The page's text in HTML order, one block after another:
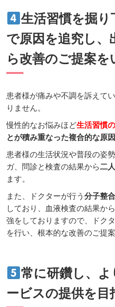
生活習慣を掘
で原因を追究し、
ら改善のご提案を
患者様が痛みや不調を訴えて
りません。
慢性的なお悩みほど生活習慣
とが積み重なった複合的な原因
患者様の生活状況や普段の姿
ガ、問診と検査の結果から二
ます。
また、ドクターが行う分子整
しており、血液検査の結果か
強をしておりますので、ドク
を行い、根本的な改善のご提
常に研鑽し、
ービスの提供を目